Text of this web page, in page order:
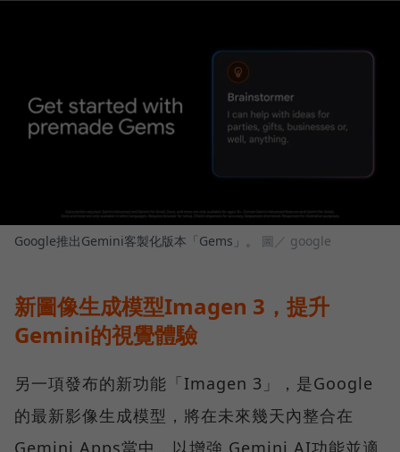
Google推出Gemini客製化版本「Gems」。 圖／ google
新圖像生成模型Imagen 3，提升
Gemini的視覺體驗
另一項發布的新功能「Imagen 3」，是Google
的最新影像生成模型，將在未來幾天內整合在
Gemini Apps當中，以增強 Gemini AI功能並適